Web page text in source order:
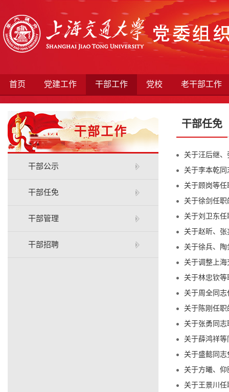
首页 党建工作 干部工作 党校 老干部工作
干部工作
干部公示
干部任免
干部管理
干部招聘
干部任免
关于汪后继、
关于李本乾同
关于顾岗等任
关于徐剑任职
关于刘卫东任
关于赵昕、张
关于徐兵、陶
关于调整上
关于林忠钦等
关于周全同志
关于陈刚任职
关于张勇同志
关于薛鸿祥等
关于盛懿同志
关于方曦、仰
关于王景川任